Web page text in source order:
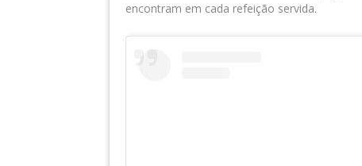
encontram em cada refeição servida.